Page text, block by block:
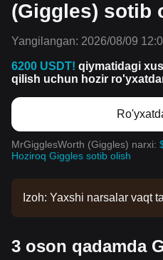
(Giggles) sotib
Yangilangan: 2026/08/09
6200 USDT! qiymatidagi
qilish uchun hozir
MrGigglesWorth (Giggles) narxi:
Hoziroq Giggles sotib olish
Izoh: Yaxshi narsalar vaqt
bo'lgach, uni sotib olish
3 oson qadamda